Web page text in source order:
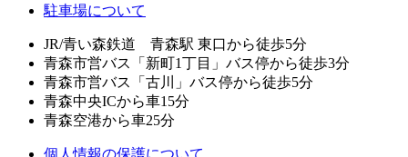
駐車場について
JR/青い森鉄道 青森駅 東口から徒歩5分
青森市営バス「新町1丁目」バス停から徒歩3分
青森市営バス「古川」バス停から徒歩5分
青森中央ICから車15分
青森空港から車25分
個人情報の保護について